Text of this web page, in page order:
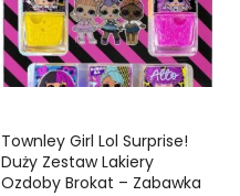
Townley Girl Lol Surprise!
Duży Zestaw Lakiery
Ozdoby Brokat – Zabawka